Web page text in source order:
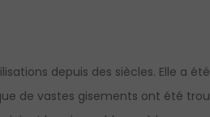
depuis des siècles. Elle a
de vastes gisements ont été